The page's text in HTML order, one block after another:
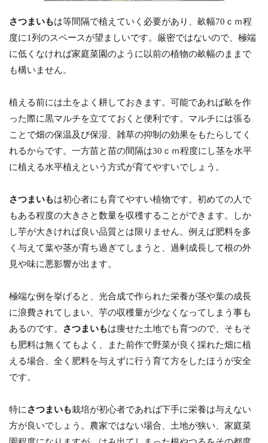
さつまいもは等間隔で植えていく必要があり、畝幅70ｃｍ程
度に1列のスペースが望ましいです。厳密ではないので、極端
に低くなければ家庭菜園のように以前の植物の畝幅のままで
も構いません。
植える前には土をよく耕しておきます。可能であれば畝を作
った際に黒マルチを立てておくと便利です。マルチには張る
ことで畑の保温及び保湿、雑草の抑制の効果をもたらしてく
れるからです。一方苗と苗の間隔は30ｃｍ程度にし茎を水平
に植える水平植えという方式が育てやすいでしょう。
さつまいもは初心者にも育てやすい植物です。初めての人で
もある程度の大きさと数量を収穫することができます。しか
し芋が大きければ良い品質とは限りません。例えば肥料を多
く与えて葉や茎が育ち過ぎてしまうと、過剰成長して根の外
見や味に悪影響が出ます。
極端な例を挙げると、光合成で作られた栄養が茎や葉の成長
に浪費されてしまい、芋の収穫量が少なくなってしまう事も
あるのです。 さつまいもは痩せた土地でも育つので、そもそ
も肥料は無くてもよく、また前作で野菜が良く採れた畑に植
える場合、全く肥料を与えずに行う育て方をしたほうが安全
です。
特にさつまいも栽培が初心者であれば下手に栄養は与えない
方が良いでしょう。農家ではない場合、土地が狭い、家庭菜